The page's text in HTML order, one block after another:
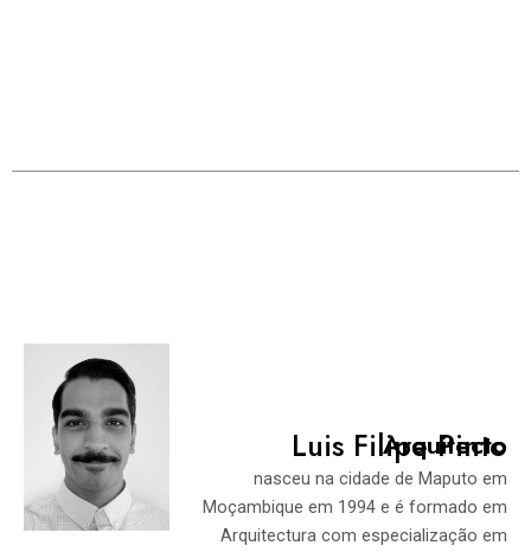
Luis Filipe Pinto
Arquitecto
nasceu na cidade de Maputo em
Moçambique em 1994 e é formado em
Arquitectura com especialização em